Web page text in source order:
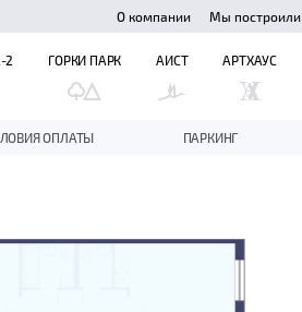
О компании Мы построили
ОПЛАТЫ ПАРКИНГ
2 ГОРКИ ПАРК АИСТ АРТХАУС